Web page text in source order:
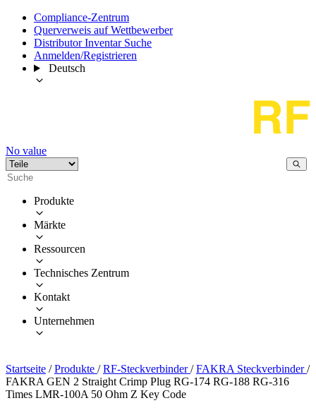
Compliance-Zentrum
Querverweis auf Wettbewerber
Distributor Inventar Suche
Anmelden/Registrieren
Deutsch
No value
Produkte
Märkte
Ressourcen
Technisches Zentrum
Kontakt
Unternehmen
Startseite / Produkte / RF-Steckverbinder/ FAKRA Steckverbinder/
FAKRA GEN 2 Straight Crimp Plug RG-174 RG-188 RG-316
Times LMR-100A 50 Ohm Z Key Code